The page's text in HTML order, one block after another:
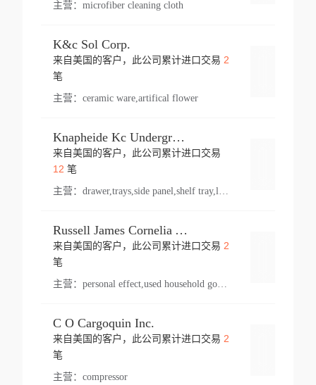
主营： microfiber cleaning cloth
K&c Sol Corp.
来自美国的客户，此公司累计进口交易 2
笔
主营： ceramic ware,artifical flower
Knapheide Kc Underground
来自美国的客户，此公司累计进口交易
12 笔
主营：
Russell James Cornelia Arlington Va
来自美国的客户，此公司累计进口交易 2
笔
主营： personal effect,used household goods
C O Cargoquin Inc.
来自美国的客户，此公司累计进口交易 2
笔
主营： compressor